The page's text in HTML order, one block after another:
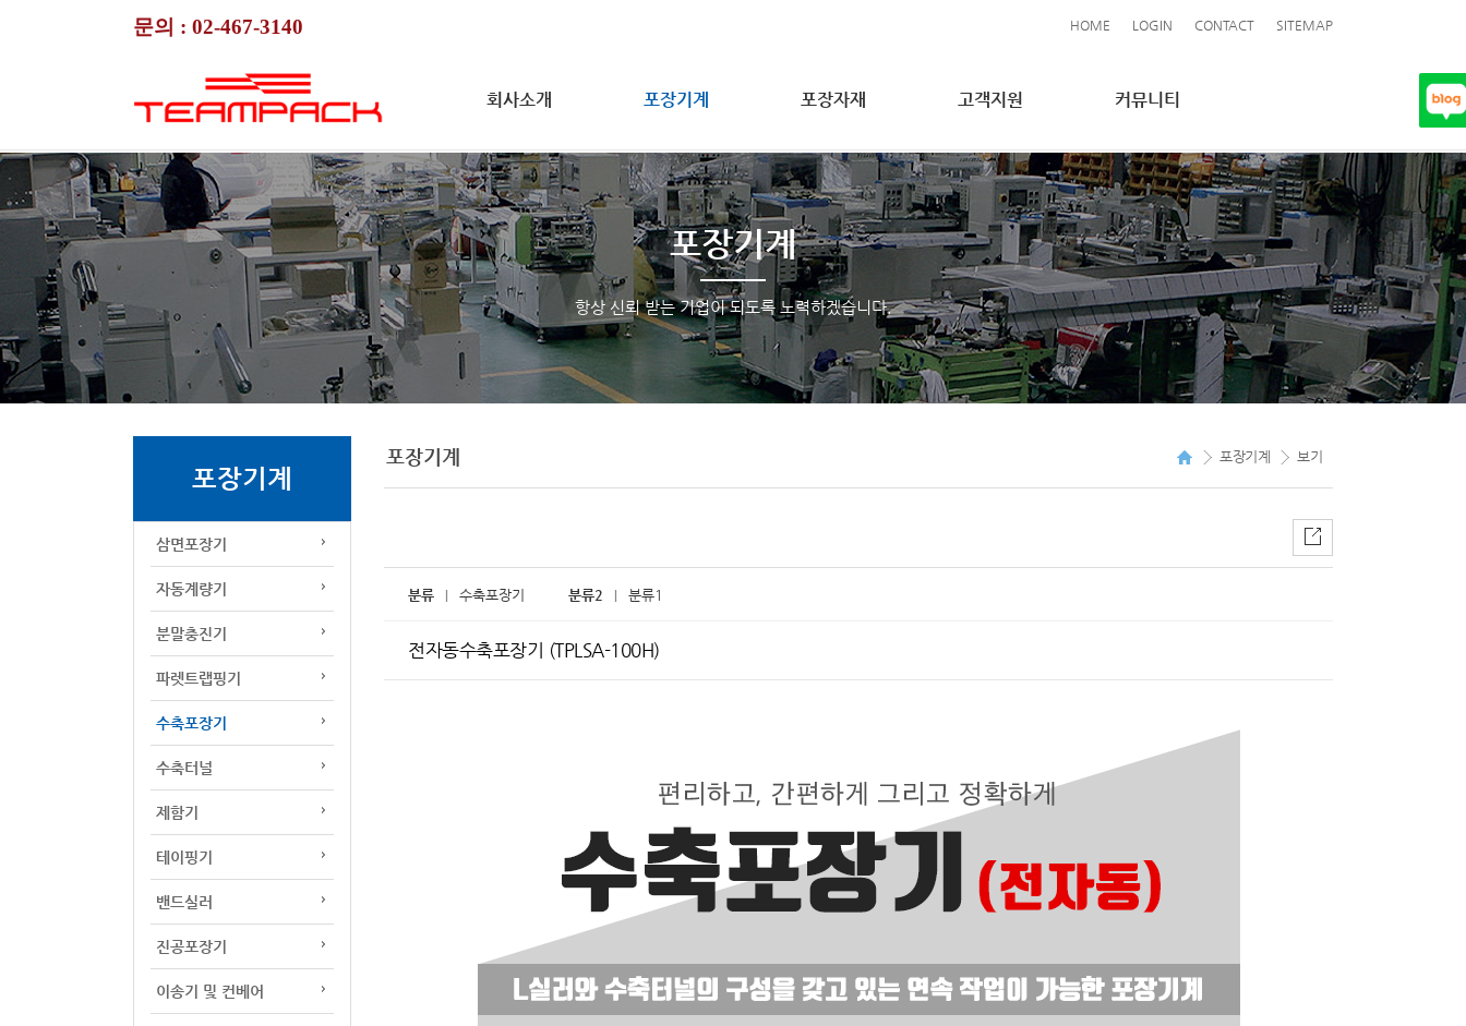
문의 : 02-467-3140 HOME LOGIN CONTACT SITEMAP
회사소개 포장기계 포장자재 고객지원 커뮤니티
포장기계
항상 신뢰 받는 기업이 되도록 노력하겠습니다.
포장기계
삼면포장기
자동계량기
분말충진기
파렛트랩핑기
수축포장기
수축터널
제함기
테이핑기
밴드실러
진공포장기
이송기 및 컨베어
포장기계 포장기계 보기
분류 수축포장기 분류2 분류1
전자동수축포장기 (TPLSA-100H)